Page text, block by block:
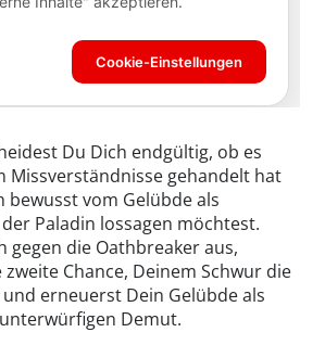
Du Dich endgültig, ob es
Missverständnisse gehandelt hat
bewusst vom Gelübde als
Paladin lossagen möchtest.
gegen die Oathbreaker aus,
Chance, Deinem Schwur die
erneuerst Dein Gelübde als
Demut.